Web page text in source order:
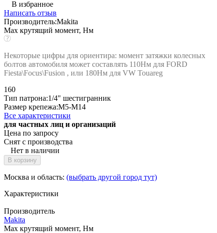
В избранное
Написать отзыв
Производитель:Makita
Max крутящий момент, Нм
Некоторые цифры для ориентира: момент затяжки колесных
болтов автомобиля может составлять 110Нм для FORD
Fiesta\Focus\Fusion , или 180Нм для VW Touareg
160
Тип патрона:1/4" шестигранник
Размер крепежа:M5-M14
Все характеристики
для частных лиц и организаций
Цена по запросу
Снят с производства
Нет в наличии
В корзину
Москва и область: (выбрать другой город тут)
Характеристики
Производитель
Makita
Max крутящий момент, Нм